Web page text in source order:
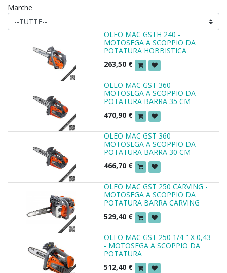
Marche
OLEO MAC GSTH 240 -
MOTOSEGA A SCOPPIO DA
POTATURA HOBBISTICA
263,50 €
OLEO MAC GST 360 -
MOTOSEGA A SCOPPIO DA
POTATURA BARRA 35 CM
470,90 €
OLEO MAC GST 360 -
MOTOSEGA A SCOPPIO DA
POTATURA BARRA 30 CM
466,70 €
OLEO MAC GST 250 CARVING -
MOTOSEGA A SCOPPIO DA
POTATURA BARRA CARVING
529,40 €
OLEO MAC GST 250 1/4 " X 0,43
- MOTOSEGA A SCOPPIO DA
POTATURA
512,40 €